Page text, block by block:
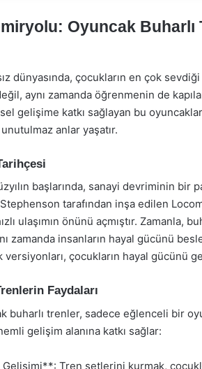
Oyuncak Buharlı
dünyasında, çocukların en çok
aynı zamanda öğrenmenin de
gelişime katkı sağlayan bu
anlar yaşatır.
başlarında, sanayi devriminin bir
tarafından inşa edilen
ulaşımın önünü açmıştır. Zamanla,
zamanda insanların hayal gücünü
versiyonları, çocukların hayal gücünü
Faydaları
buharlı trenler, sadece eğlenceli bir
gelişim alanına katkı sağlar:
Tren setlerini kurmak,